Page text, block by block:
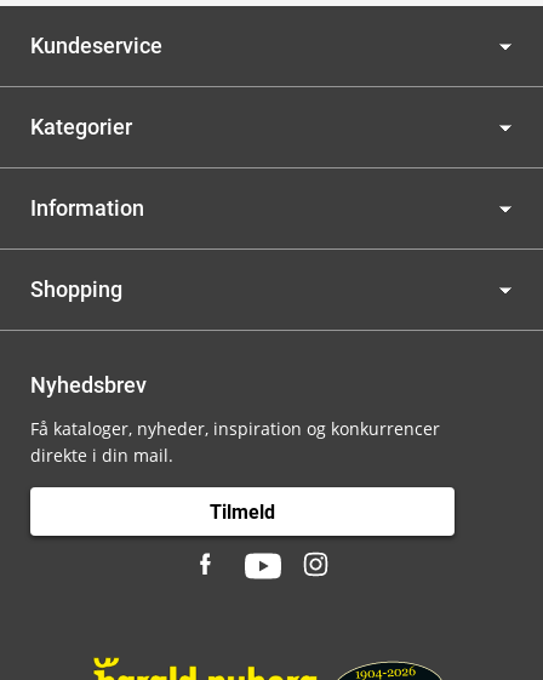
Kundeservice
Kategorier
Information
Shopping
Nyhedsbrev
Få kataloger, nyheder, inspiration og konkurrencer
direkte i din mail.
Tilmeld